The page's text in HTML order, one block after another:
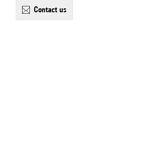
contact us